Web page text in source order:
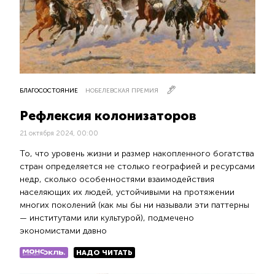
БЛАГОСОСТОЯНИЕ НОБЕЛЕВСКАЯ ПРЕМИЯ
Рефлексия колонизаторов
21 октября 2024, 00:00
То, что уровень жизни и размер накопленного богатства
стран определяется не столько географией и ресурсами
недр, сколько особенностями взаимодействия
населяющих их людей, устойчивыми на протяжении
многих поколений (как мы бы ни называли эти паттерны
— институтами или культурой), подмечено
экономистами давно
НАДО ЧИТАТЬ